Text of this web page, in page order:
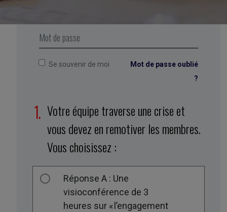
Se souvenir de moi
Mot de passe oublié
?
Connexion
ABONNEZ-VOUS
À LA PUBLICATION
Votre équipe traverse une crise et
vous devez en remotiver les membres.
Vous choisissez :
Réponse A : Une
visioconférence de 3
heures sur « l’engagement